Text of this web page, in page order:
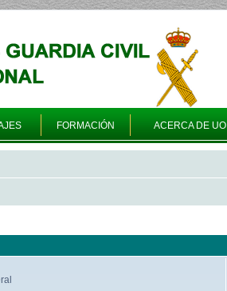
FORMACIÓN ACERCA DE UO